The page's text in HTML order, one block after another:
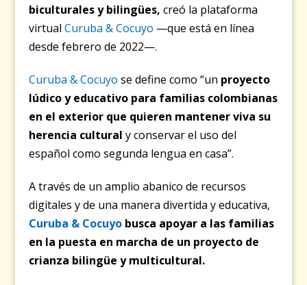
biculturales y bilingües, creó la plataforma
virtualCuruba & Cocuyo —que está en línea
desde febrero de 2022—.
Curuba & Cocuyo se define como “un proyecto
lúdico y educativo para familias colombianas
en el exterior que quieren mantener viva su
herencia cultural y conservar el uso del
español como segunda lengua en casa”.
A través de un amplio abanico de recursos
digitales y de una manera divertida y educativa,
Curuba & Cocuyo busca apoyar a las familias
en la puesta en marcha de un proyecto de
crianza bilingüe y multicultural.